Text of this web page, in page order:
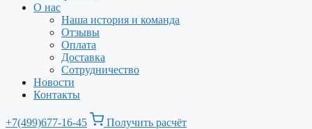
О нас
Наша история и команда
Отзывы
Оплата
Доставка
Сотрудничество
Новости
Контакты
+7(499)677-16-45 Получить расчёт